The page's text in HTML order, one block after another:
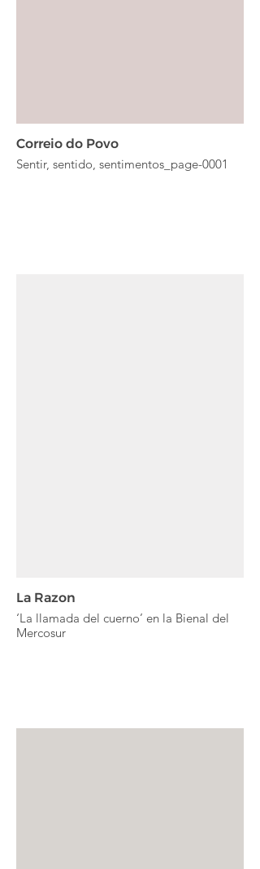
Correio do Povo
Sentir, sentido, sentimentos_page-0001
La Razon
‘La llamada del cuerno’ en la Bienal del
Mercosur